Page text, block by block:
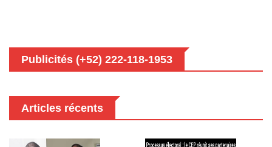
Publicités (+52) 222-118-1953
Articles récents